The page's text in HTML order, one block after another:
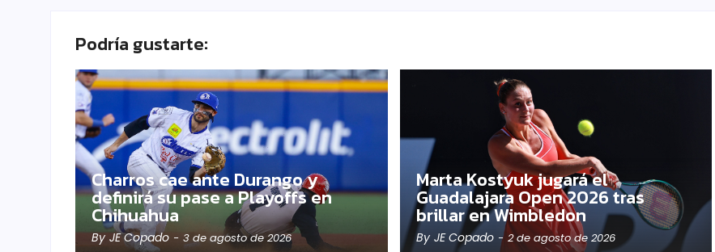
Podría gustarte:
Charros cae ante Durango y
definirá su pase a Playoffs en
Chihuahua
By JE Copado - 3 de agosto de 2026
Marta Kostyuk jugará el
Guadalajara Open 2026 tras
brillar en Wimbledon
By JE Copado - 2 de agosto de 2026